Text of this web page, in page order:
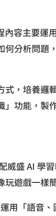
內容主要運
何分析問題
式，培養邏
」功能，製
威盛 AI 學
遊戲一樣
運用「語音